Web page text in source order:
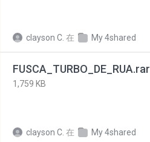
clayson C. 在 My 4shared
FUSCA_TURBO_DE_RUA.rar
1,759 KB
clayson C. 在 My 4shared